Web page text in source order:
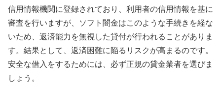
信用情報機関に登録されており、利用者の信用情報を基に
審査を行いますが、ソフト闇金はこのような手続きを経な
いため、返済能力を無視した貸付が行われることがありま
す。結果として、返済困難に陥るリスクが高まるのです。
安全な借入をするためには、必ず正規の貸金業者を選びま
しょう。